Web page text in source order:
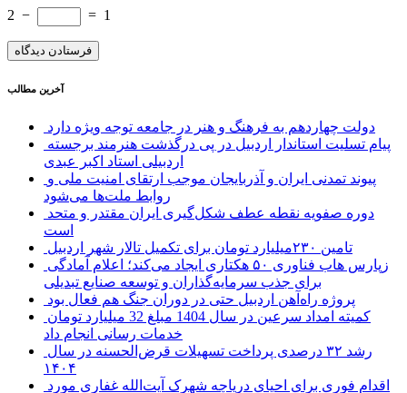
2 − = 1
آخرین مطالب
دولت چهاردهم به فرهنگ و هنر در جامعه توجه ویژه دارد
اردبیلی استاد اکبر عبدی
روابط ملت‌ها می‌شود
است
تامین ۲۳۰میلیارد تومان برای تکمیل تالار شهر اردبیل
برای جذب سرمایه‌گذاران و توسعه صنایع تبدیلی
پروژه راه‌آهن اردبیل حتی در دوران جنگ هم فعال بود
خدمات رسانی انجام داد
۱۴۰۴